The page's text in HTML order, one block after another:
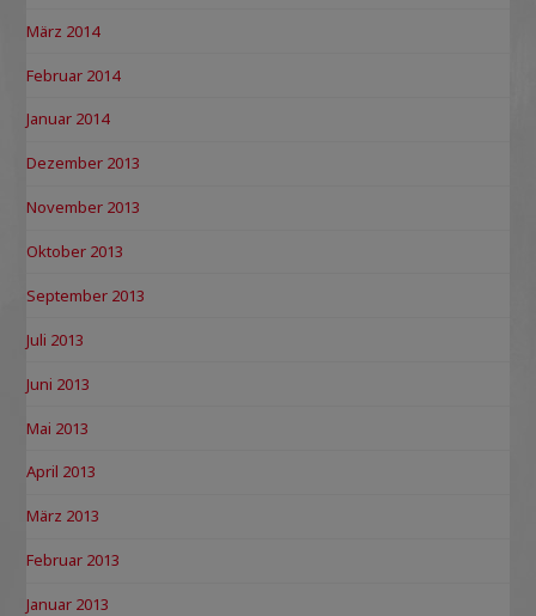
März 2014
Februar 2014
Januar 2014
Dezember 2013
November 2013
Oktober 2013
September 2013
Juli 2013
Juni 2013
Mai 2013
April 2013
März 2013
Februar 2013
Januar 2013